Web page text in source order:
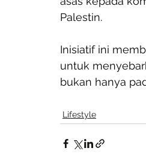
Palestin.
Inisiatif ini
untuk
bukan hanya
Lifestyle